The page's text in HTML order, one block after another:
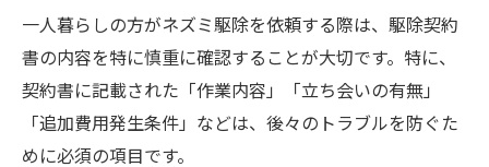
一人暮らしの方がネズミ駆除を依頼する際は、駆除契約
書の内容を特に慎重に確認することが大切です。特に、
契約書に記載された「作業内容」「立ち会いの有無」
「追加費用発生条件」などは、後々のトラブルを防ぐた
めに必須の項目です。